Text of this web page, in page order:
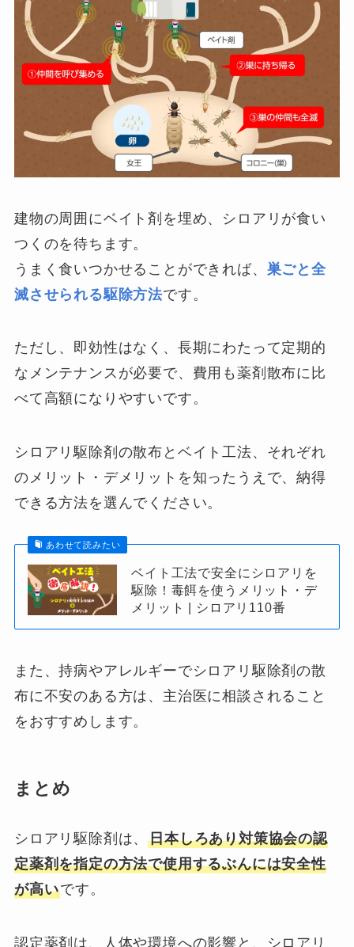
建物の周囲にベイト剤を埋め、シロアリが食い
つくのを待ちます。
うまく食いつかせることができれば、 巣ごと全
滅させられる駆除方法です。
ただし、即効性はなく、長期にわたって定期的
なメンテナンスが必要で、費用も薬剤散布に比
べて高額になりやすいです。
シロアリ駆除剤の散布とベイト工法、それぞれ
のメリット・デメリットを知ったうえで、納得
できる方法を選んでください。
あわせて読みたい
ベイト工法で安全にシロアリを
駆除！毒餌を使うメリット・デ
メリット | シロアリ110番
また、持病やアレルギーでシロアリ駆除剤の散
布に不安のある方は、主治医に相談されること
をおすすめします。
まとめ
シロアリ駆除剤は、日本しろあり対策協会の認
定薬剤を指定の方法で使用するぶんには安全性
が高いです。
認定薬剤は、人体や環境への影響と、シロアリ